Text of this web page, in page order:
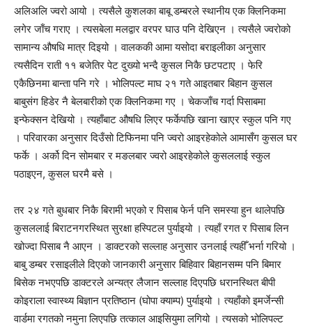
अलिअलि ज्वरो आयो । त्यसैले कुशलका बाबू डम्बरले स्थानीय एक क्लिनिकमा
लगेर जाँच गराए । त्यसबेला मलद्वार वरपर घाउ पनि देखिएन । त्यसैले ज्वरोको
सामान्य औषधि मात्र दिइयो । वालककी आमा यसोदा बराइलीका अनुसार
त्यसैदिन राती ११ बजेतिर पेट दुख्यो भन्दै कुसल निकै छटपटाए । फेरि
एकैछिनमा बान्ता पनि गरे । भोलिपल्ट माघ २१ गते आइतबार बिहान कुसल
बाबुसंग हिडेर नै बेलबारीको एक क्लिनिकमा गए । चेकजाँच गर्दा पिसाबमा
इन्फेक्सन देखियो । त्यहाँबाट औषधि लिएर फर्केपछि खाना खाएर स्कुल पनि गए
। परिवारका अनुसार दिउँसो टिफिनमा पनि ज्वरो आइरहेकोले आमासँग कुसल घर
फर्के । अर्को दिन सोमबार र मङलबार ज्वरो आइरहेकोले कुसललाई स्कुल
पठाइएन, कुसल घरमै बसे ।
तर २४ गते बुधबार निकै बिरामी भएको र पिसाब फेर्न पनि समस्या हुन थालेपछि
कुसललाई बिराटनगरस्थित सुरक्षा हस्पिटल पुर्याइयो । त्यहाँ रगत र पिसाब लिन
खोज्दा पिसाब नै आएन । डाक्टरको सल्लाह अनुसार उनलाई त्यहीँ भर्ना गरियो ।
बाबु डम्बर रसाइलीले दिएको जानकारी अनुसार बिहिवार बिहानसम्म पनि बिमार
बिसेक नभएपछि डाक्टरले अन्यत्र लैजान सल्लाह दिएपछि धरानस्थित बीपी
कोइराला स्वास्थ्य बिज्ञान प्रतिष्ठान (घोपा क्याम्प) पुर्याइयो । त्यहाँको इमर्जेन्सी
वार्डमा रगतको नमुना लिएपछि तत्काल आइसियुमा लगियो । त्यसको भोलिपल्ट